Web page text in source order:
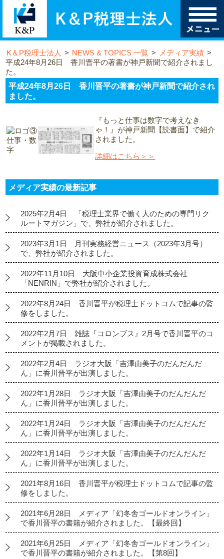
K＆P税理士法人 > NEWS & TOPICS 一覧 > メディア実績 >
平成24年8月26日 香川晋平の著書が神戸新聞で紹介されまし
た。
平成24年8月26日 香川晋平の著書が神戸新聞で紹介され
ました。
『もっと仕事は数字で考えなき
ゃ！』が神戸新聞【読書面】で紹介
されました。
詳細はこちら＞＞
メディア実績の最新記事
2025年2月4日 「税理士業界で働く人のための専門リク
ルートマガジン」で、弊社が紹介されました。
2023年3月1日 月刊実務経営ニュース（2023年3月号）
で、弊社が紹介されました。
2022年11月10日 大阪中小企業投資育成株式会社
「NENRIN」で弊社が紹介されました。
2022年8月24日 香川晋平が税理士ドットコムで記事の監
修をしました。
2022年2月7日 雑誌『コロンブス』2月号で香川晋平のコ
メントが掲載されました。
2022年2月4日 ラジオ大阪「吉澤由美子のだんだんだ
ん」に香川晋平が出演しました。
2022年1月28日 ラジオ大阪「吉澤由美子のだんだんだ
ん」に香川晋平が出演しました。
2022年1月24日 ラジオ大阪「吉澤由美子のだんだんだ
ん」に香川晋平が出演しました。
2022年1月14日 ラジオ大阪「吉澤由美子のだんだんだ
ん」に香川晋平が出演しました。
2021年8月16日 香川晋平が税理士ドットコムで記事の監
修をしました。
2021年6月28日 メディア「幻冬舎ゴールドオンライン」
で香川晋平の書籍が紹介されました。【最終回】
2021年6月25日 メディア「幻冬舎ゴールドオンライン」
で香川晋平の書籍が紹介されました。【第8回】